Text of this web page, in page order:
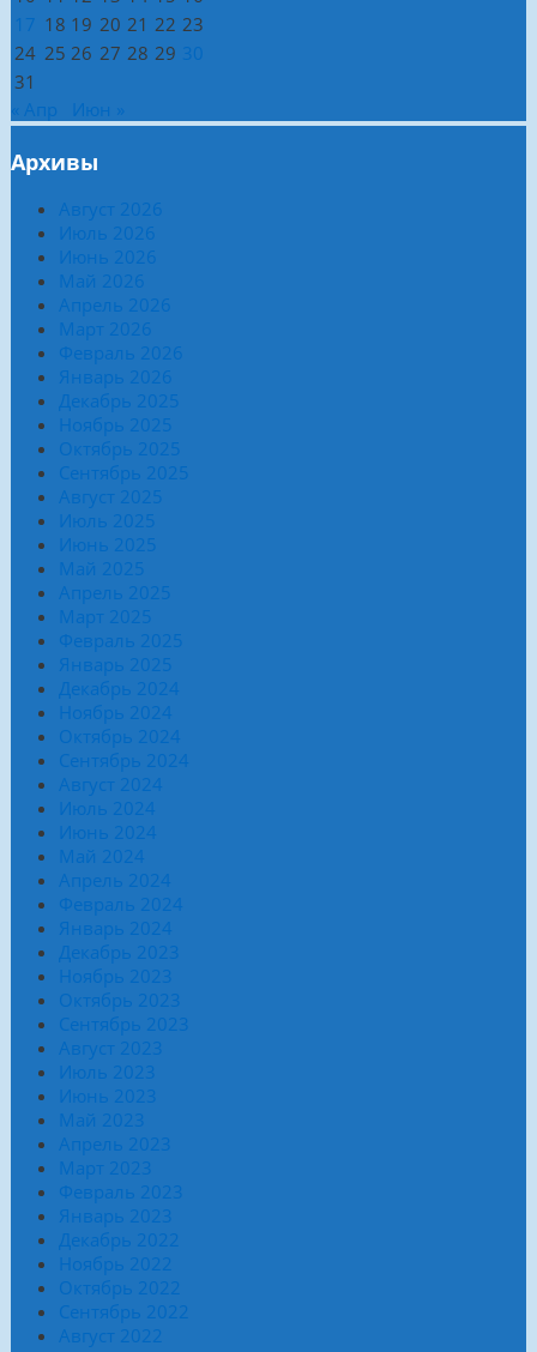
17 18 19 20 21 22 23
24 25 26 27 28 29 30
31
« Апр
Июн »
Архивы
Август 2026
Июль 2026
Июнь 2026
Май 2026
Апрель 2026
Март 2026
Февраль 2026
Январь 2026
Декабрь 2025
Ноябрь 2025
Октябрь 2025
Сентябрь 2025
Август 2025
Июль 2025
Июнь 2025
Май 2025
Апрель 2025
Март 2025
Февраль 2025
Январь 2025
Декабрь 2024
Ноябрь 2024
Октябрь 2024
Сентябрь 2024
Август 2024
Июль 2024
Июнь 2024
Май 2024
Апрель 2024
Февраль 2024
Январь 2024
Декабрь 2023
Ноябрь 2023
Октябрь 2023
Сентябрь 2023
Август 2023
Июль 2023
Июнь 2023
Май 2023
Апрель 2023
Март 2023
Февраль 2023
Январь 2023
Декабрь 2022
Ноябрь 2022
Октябрь 2022
Сентябрь 2022
Август 2022